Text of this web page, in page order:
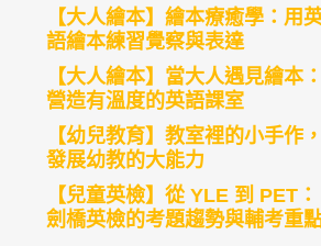
【大人繪本】繪本療癒學：用
語繪本練習覺察與表達
【大人繪本】當大人遇見繪本：
營造有溫度的英語課室
【幼兒教育】教室裡的小手作，
發展幼教的大能力
【兒童英檢】從 YLE 到 PET：
劍橋英檢的考題趨勢與輔考重